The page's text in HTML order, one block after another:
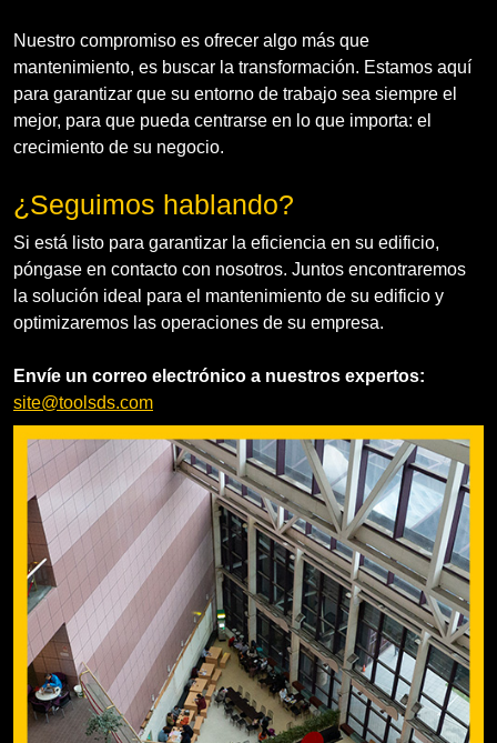
Nuestro compromiso es ofrecer algo más que
mantenimiento, es buscar la transformación. Estamos aquí
para garantizar que su entorno de trabajo sea siempre el
mejor, para que pueda centrarse en lo que importa: el
crecimiento de su negocio.
¿Seguimos hablando?
Si está listo para garantizar la eficiencia en su edificio,
póngase en contacto con nosotros. Juntos encontraremos
la solución ideal para el mantenimiento de su edificio y
optimizaremos las operaciones de su empresa.
Envíe un correo electrónico a nuestros expertos:
site@toolsds.com